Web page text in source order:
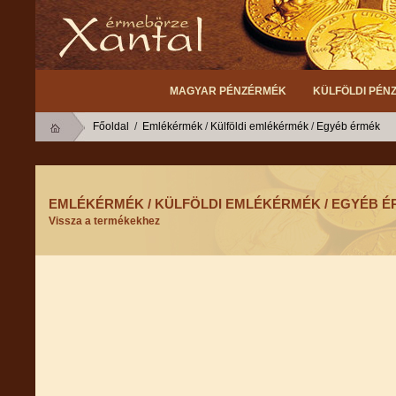
MAGYAR PÉNZÉRMÉK KÜLFÖLDI
Főoldal / Emlékérmék / Külföldi emlékérmék / Egyéb érmék
EMLÉKÉRMÉK / KÜLFÖLDI EMLÉKÉRMÉK / EGYÉB
Vissza a termékekhez